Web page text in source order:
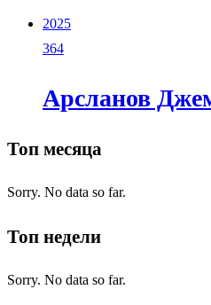
2025
364
Арсланов
Топ месяца
Sorry. No data so far.
Топ недели
Sorry. No data so far.